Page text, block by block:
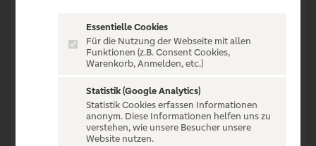
VERANSTALTUNG NICHT
GEFUNDEN
Essentielle Cookies
Für die Nutzung der Webseite mit allen
Funktionen (z.B. Consent Cookies,
Warenkorb, Anmelden, etc.)
Statistik (Google Analytics)
Statistik Cookies erfassen Informationen
anonym. Diese Informationen helfen uns zu
verstehen, wie unsere Besucher unsere
Website nutzen.